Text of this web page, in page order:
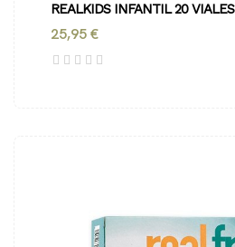
REALKIDS INFANTIL 20 VIALES
25,95 €